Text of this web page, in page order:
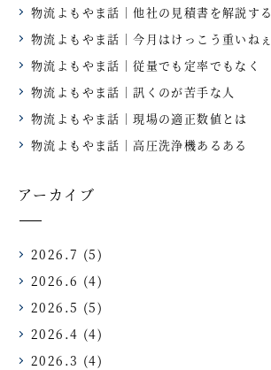
物流よもやま話｜他社の見積書を解説する
物流よもやま話｜今月はけっこう重いねぇ
物流よもやま話｜従量でも定率でもなく
物流よもやま話｜訊くのが苦手な人
物流よもやま話｜現場の適正数値とは
物流よもやま話｜高圧洗浄機あるある
アーカイブ
2026.7 (5)
2026.6 (4)
2026.5 (5)
2026.4 (4)
2026.3 (4)